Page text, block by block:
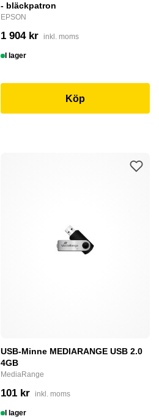
- bläckpatron
EPSON
1 904 kr inkl. moms
I lager
Köp
USB-Minne MEDIARANGE USB 2.0
4GB
MediaRange
101 kr inkl. moms
I lager